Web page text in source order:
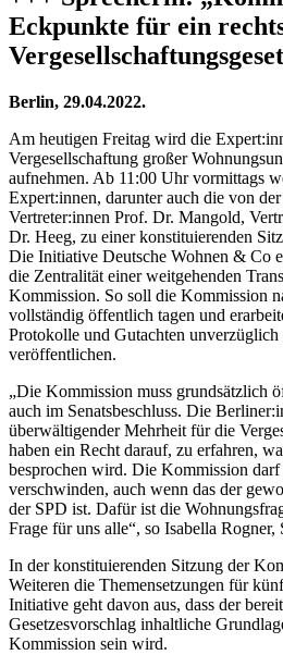
Eckpunkte für ein
Berlin, 29.04.2022.
Am heutigen Freitag wird die
Vergesellschaftung großer
aufnehmen. Ab 11:00 Uhr vormittags
Expert:innen, darunter auch die von
Vertreter:innen Prof. Dr. Mangold,
Dr. Heeg, zu einer konstituierenden
Die Initiative Deutsche Wohnen & Co
die Zentralität einer weitgehenden
Kommission. So soll die Kommission
vollständig öffentlich tagen und
Protokolle und Gutachten unverzüglich
veröffentlichen.
„Die Kommission muss grundsätzlich
auch im Senatsbeschluss. Die
überwältigender Mehrheit für die
haben ein Recht darauf, zu erfahren,
besprochen wird. Die Kommission
verschwinden, auch wenn das der
der SPD ist. Dafür ist die
Frage für uns alle“, so Isabella
In der konstituierenden Sitzung der
Weiteren die Themensetzungen für
Initiative geht davon aus, dass der
Gesetzesvorschlag inhaltliche
Kommission sein wird.